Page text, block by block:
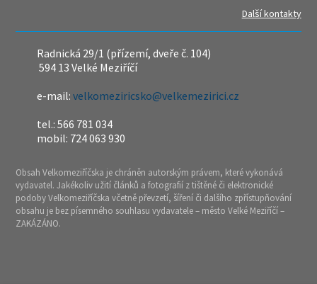
Další kontakty
Radnická 29/1 (přízemí, dveře č. 104)
594 13 Velké Meziříčí
e-mail:velkomeziricsko@velkemezirici.cz
tel.: 566 781 034
mobil: 724 063 930
Obsah Velkomeziříčska je chráněn autorským právem, které vykonává
vydavatel. Jakékoliv užití článků a fotografií z tištěné či elektronické
podoby Velkomeziříčska včetně převzetí, šíření či dalšího zpřístupňování
obsahu je bez písemného souhlasu vydavatele – město Velké Meziříčí –
ZAKÁZÁNO.